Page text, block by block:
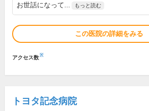
お世話になって...
もっと読む
この医院の詳細をみる
アクセス数※
トヨタ記念病院